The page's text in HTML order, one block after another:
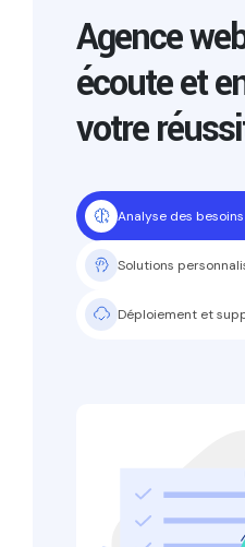
Agence
écoute et
votre
Analyse des besoins
Solutions
Déploiement et